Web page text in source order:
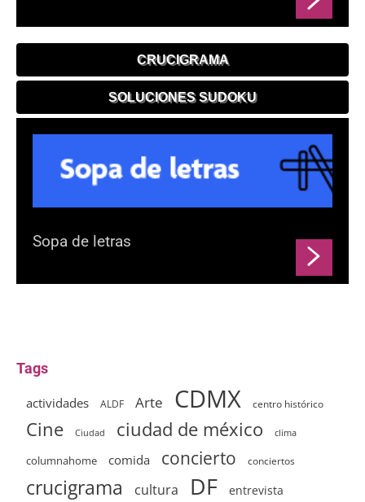
CRUCIGRAMA
SOLUCIONES SUDOKU
Sopa de letras
Tags
actividades ALDF Arte CDMX centro histórico
Cine Ciudad ciudad de méxico clima
columnahome comida concierto conciertos
crucigrama cultura DF entrevista